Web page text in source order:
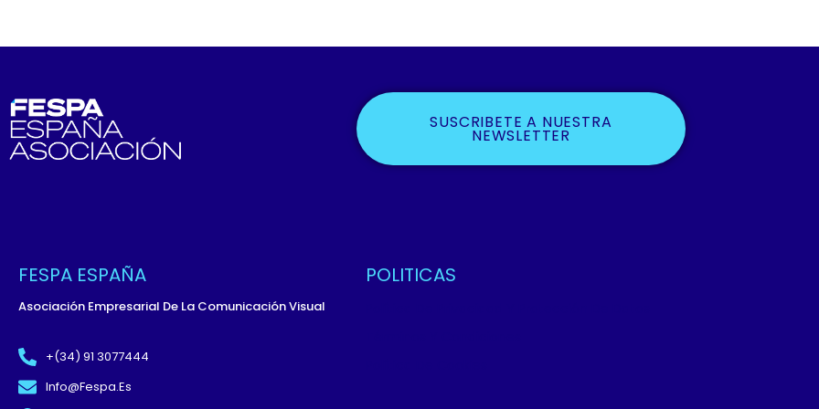
SUSCRIBETE A NUESTRA
NEWSLETTER
FESPA ESPAÑA
Asociación Empresarial De La Comunicación Visual
+(34) 91 3077444
Info@fespa.es
POLITICAS